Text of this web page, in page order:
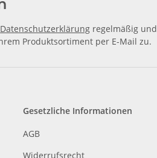
Datenschutzerklärung regelmäßig und
Produktsortiment per E-Mail zu.
Gesetzliche Informationen
AGB
Widerrufsrecht